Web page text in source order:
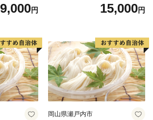
9,000円 15,000円
岡山県瀬戸内市